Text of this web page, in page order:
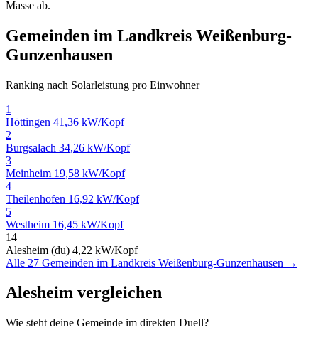
Masse ab.
Gemeinden im Landkreis Weißenburg-
Gunzenhausen
Ranking nach Solarleistung pro Einwohner
1
Höttingen 41,36 kW/Kopf
2
Burgsalach 34,26 kW/Kopf
3
Meinheim 19,58 kW/Kopf
4
Theilenhofen 16,92 kW/Kopf
5
Westheim 16,45 kW/Kopf
14
Alesheim (du) 4,22 kW/Kopf
Alle 27 Gemeinden im Landkreis Weißenburg-Gunzenhausen →
Alesheim vergleichen
Wie steht deine Gemeinde im direkten Duell?